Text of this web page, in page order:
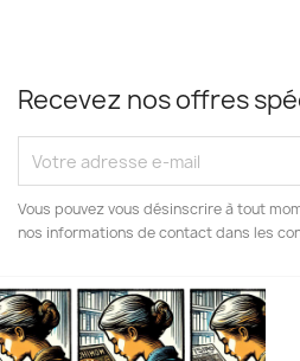
Recevez nos offres
Vous pouvez vous désinscrire à tout
nos informations de contact dans les